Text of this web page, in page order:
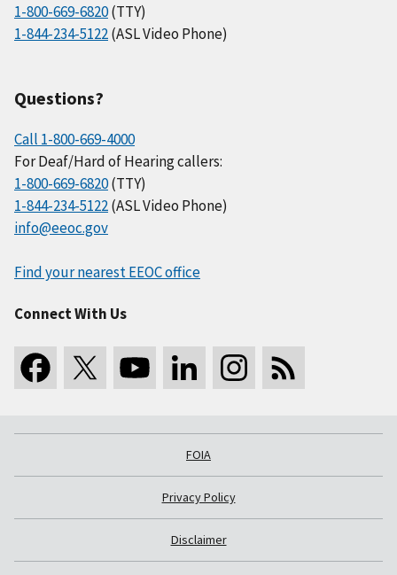
1-800-669-6820(TTY)
1-844-234-5122(ASL Video Phone)
Questions?
Call 1-800-669-4000
For Deaf/Hard of Hearing callers:
1-800-669-6820(TTY)
1-844-234-5122(ASL Video Phone)
info@eeoc.gov
Find your nearest EEOC office
Connect With Us
FOIA
Privacy Policy
Disclaimer